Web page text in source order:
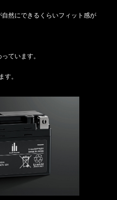
然にできるくらいフィット感が
ています。
す。